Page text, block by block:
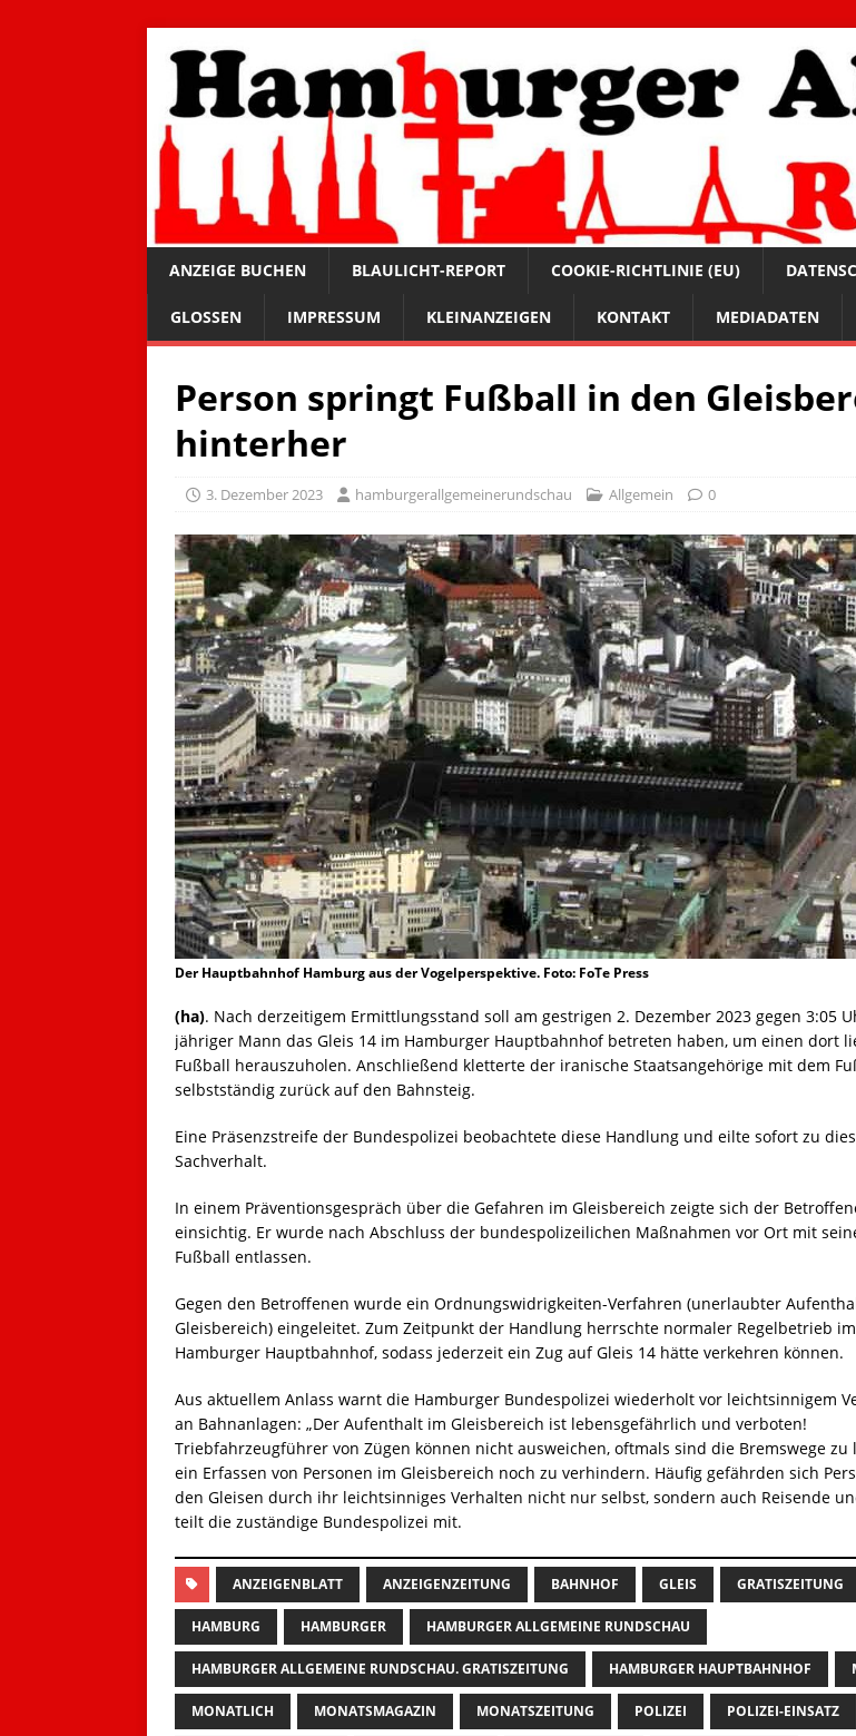
ANZEIGE BUCHEN BLAULICHT-REPORT COOKIE-RICHTLINIE (EU)
GLOSSEN IMPRESSUM KLEINANZEIGEN KONTAKT MEDIADATEN
Person springt Fußball in den
hinterher
3. Dezember 2023 hamburgerallgemeinerundschau Allgemein 0
Der Hauptbahnhof Hamburg aus der Vogelperspektive. Foto: FoTe Press
(ha). Nach derzeitigem Ermittlungsstand soll am gestrigen 2. Dezember 2023 gegen 3:05
jähriger Mann das Gleis 14 im Hamburger Hauptbahnhof betreten haben, um einen dort
Fußball herauszuholen. Anschließend kletterte der iranische Staatsangehörige mit dem
selbstständig zurück auf den Bahnsteig.
Eine Präsenzstreife der Bundespolizei beobachtete diese Handlung und eilte sofort zu
Sachverhalt.
In einem Präventionsgespräch über die Gefahren im Gleisbereich zeigte sich der
einsichtig. Er wurde nach Abschluss der bundespolizeilichen Maßnahmen vor Ort mit
Fußball entlassen.
Gegen den Betroffenen wurde ein Ordnungswidrigkeiten-Verfahren (unerlaubter
Gleisbereich) eingeleitet. Zum Zeitpunkt der Handlung herrschte normaler Regelbetrieb im
Hamburger Hauptbahnhof, sodass jederzeit ein Zug auf Gleis 14 hätte verkehren können.
Aus aktuellem Anlass warnt die Hamburger Bundespolizei wiederholt vor leichtsinnigem
an Bahnanlagen: „Der Aufenthalt im Gleisbereich ist lebensgefährlich und verboten!
Triebfahrzeugführer von Zügen können nicht ausweichen, oftmals sind die Bremswege zu
ein Erfassen von Personen im Gleisbereich noch zu verhindern. Häufig gefährden sich
den Gleisen durch ihr leichtsinniges Verhalten nicht nur selbst, sondern auch Reisende
teilt die zuständige Bundespolizei mit.
ANZEIGENBLATT ANZEIGENZEITUNG BAHNHOF GLEIS GRATISZEITUNG
HAMBURG HAMBURGER HAMBURGER ALLGEMEINE RUNDSCHAU
HAMBURGER ALLGEMEINE RUNDSCHAU. GRATISZEITUNG HAMBURGER HAUPTBAHNHOF
MONATLICH MONATSMAGAZIN MONATSZEITUNG POLIZEI POLIZEI-EINSATZ